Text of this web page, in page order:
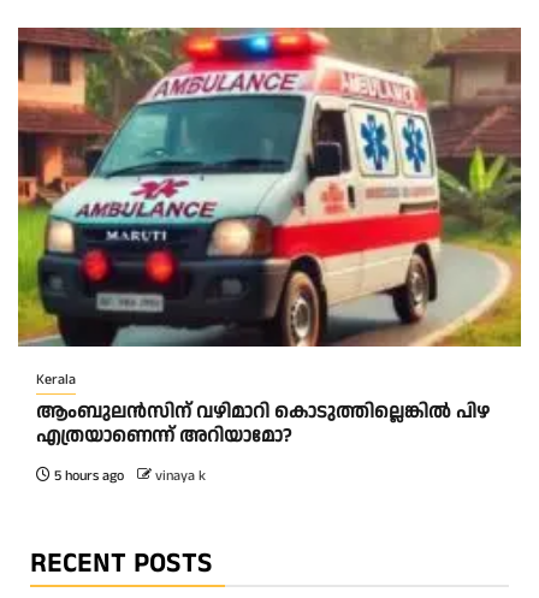
Kerala
ആംബുലന്‍സിന് വഴിമാറി കൊടുത്തില്ലെങ്കില്‍ പിഴ
എത്രയാണെന്ന് അറിയാമോ?
5 hours ago vinaya k
RECENT POSTS